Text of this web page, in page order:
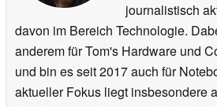
journalistisch
davon im Bereich Technologie.
anderem für Tom's Hardware und
und bin es seit 2017 auch für
aktueller Fokus liegt insbesondere